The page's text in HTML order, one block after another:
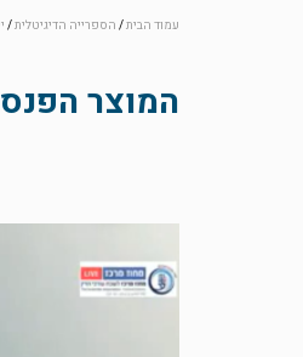
עמוד הבית/ הספרייה הדיגיטלית/
המוצר